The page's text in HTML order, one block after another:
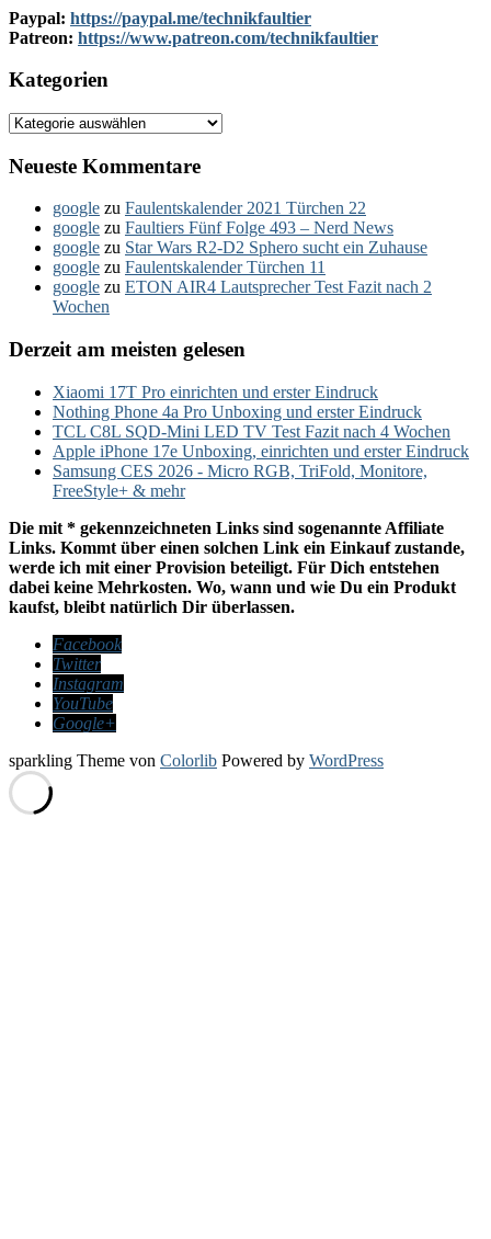
Paypal: https://paypal.me/technikfaultier
Patreon: https://www.patreon.com/technikfaultier
Kategorien
Kategorien
Neueste Kommentare
google zu Faulentskalender 2021 Türchen 22
google zu Faultiers Fünf Folge 493 – Nerd News
google zu Star Wars R2-D2 Sphero sucht ein Zuhause
google zu Faulentskalender Türchen 11
google zu ETON AIR4 Lautsprecher Test Fazit nach 2
Wochen
Derzeit am meisten gelesen
Xiaomi 17T Pro einrichten und erster Eindruck
Nothing Phone 4a Pro Unboxing und erster Eindruck
TCL C8L SQD-Mini LED TV Test Fazit nach 4 Wochen
Apple iPhone 17e Unboxing, einrichten und erster Eindruck
Samsung CES 2026 - Micro RGB, TriFold, Monitore,
FreeStyle+ & mehr
Die mit * gekennzeichneten Links sind sogenannte Affiliate
Links. Kommt über einen solchen Link ein Einkauf zustande,
werde ich mit einer Provision beteiligt. Für Dich entstehen
dabei keine Mehrkosten. Wo, wann und wie Du ein Produkt
kaufst, bleibt natürlich Dir überlassen.
Facebook
Twitter
Instagram
YouTube
Google+
sparkling Theme von Colorlib Powered by WordPress